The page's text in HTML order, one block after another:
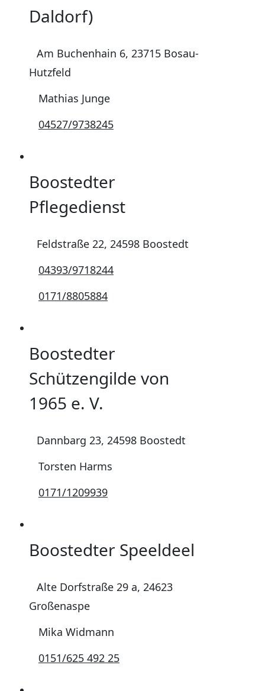
Daldorf)
Am Buchenhain 6, 23715 Bosau-
Hutzfeld
Mathias Junge
04527/9738245
Boostedter
Pflegedienst
Feldstraße 22, 24598 Boostedt
04393/9718244
0171/8805884
Boostedter
Schützengilde von
1965 e. V.
Dannbarg 23, 24598 Boostedt
Torsten Harms
0171/1209939
Boostedter Speeldeel
Alte Dorfstraße 29 a, 24623
Großenaspe
Mika Widmann
0151/625 492 25